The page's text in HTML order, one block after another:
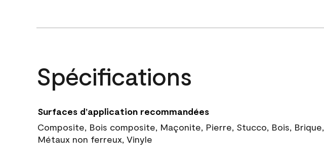
Spécifications
Surfaces d’application recommandées
Composite, Bois composite, Maçonite, Pierre, Stucco, Bois, Brique,
Métaux non ferreux, Vinyle